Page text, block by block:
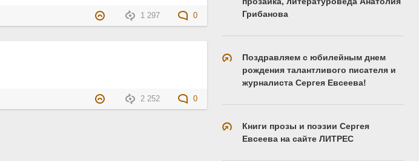
1 297 0
2 252 0
Грибанова
Поздравляем с юбилейным днем
рождения талантливого писателя и
журналиста Сергея Евсеева!
Книги прозы и поэзии Сергея
Евсеева на сайте ЛИТРЕС